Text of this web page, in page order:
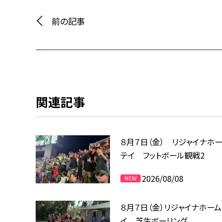
前の記事
関連記事
８月７日（金） リジャイナホ
テイ フットボール観戦2
2026/08/08
８月７日（金）リジャイナホー